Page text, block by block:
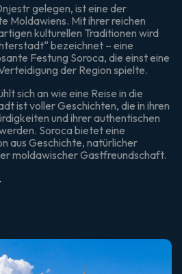
gelegen, ist eine der
Moldawiens. Mit ihrer reichen
kulturellen Traditionen wird
bezeichnet – eine
Festung Soroca, die einst eine
der Region spielte.
sich an wie eine Reise in die
ist voller Geschichten, die in ihren
und ihrer authentischen
Soroca bietet eine
aus Geschichte, natürlicher
moldawischer Gastfreundschaft.